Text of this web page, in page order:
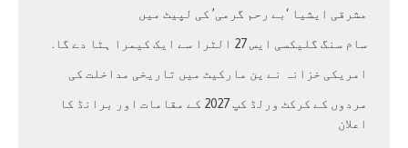
مشرقی ایشیا ‘بے رحم گرمی’ کی لپیٹ میں
سام سنگ گلیکسی ایس 27 الٹرا سے ایک کیمرا ہٹا دے گا.
امریکی خزانہ نے ین مارکیٹ میں تاریخی مداخلت کی
مردوں کے کرکٹ ورلڈ کپ 2027 کے مقامات اور برانڈ کا
اعلان